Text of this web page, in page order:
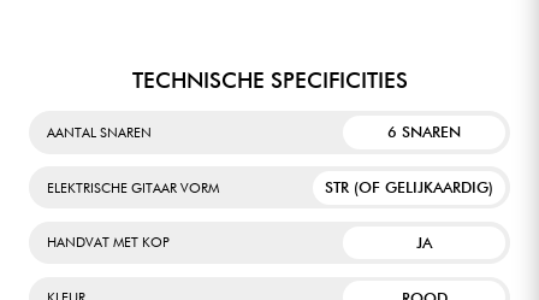
TECHNISCHE SPECIFICITIES
AANTAL SNAREN 6 SNAREN
ELEKTRISCHE GITAAR VORM STR (OF GELIJKAARDIG)
HANDVAT MET KOP JA